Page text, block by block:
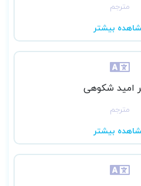
مترجم
بیشتر
امید شکوهی
مترجم
بیشتر